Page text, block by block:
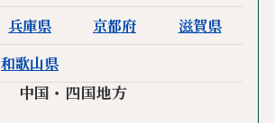
兵庫県 京都府
滋賀県
和歌山県
中国・四国地方